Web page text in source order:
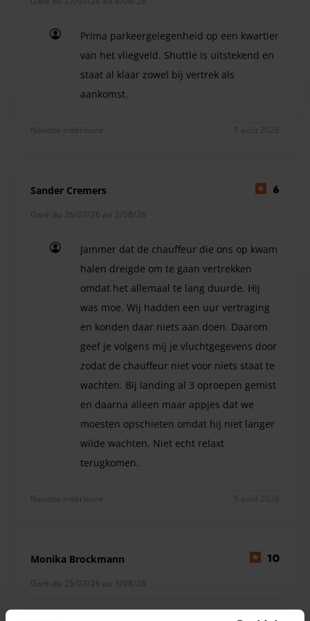
avec vous.
Pour toute modification de votre réservation le week-
end ou dans les 24 heures précédant votre départ,
contactez directement le fournisseur. En cas de retour
Prima parkeergelegenheid op een kwartier
van het vliegveld. Shuttle is uitstekend en
staat al klaar zowel bij vertrek als
aankomst.
Navette extérieure 5 août 2026
Sander Cremers 6
Garé du 26/07/26 au 2/08/26
Jammer dat de chauffeur die ons op kwam
halen dreigde om te gaan vertrekken
omdat het allemaal te lang duurde. Hij
was moe. Wij hadden een uur vertraging
en konden daar niets aan doen. Daarom
geef je volgens mij je vluchtgegevens door
zodat de chauffeur niet voor niets staat te
wachten. Bij landing al 3 oproepen gemist
en daarna alleen maar appjes dat we
moesten opschieten omdat hij niet langer
wilde wachten. Niet echt relaxt
terugkomen.
Navette extérieure 5 août 2026
Monika Brockmann 10
Garé du 25/07/26 au 3/08/26
Alles lief super. Der Transportwagen war